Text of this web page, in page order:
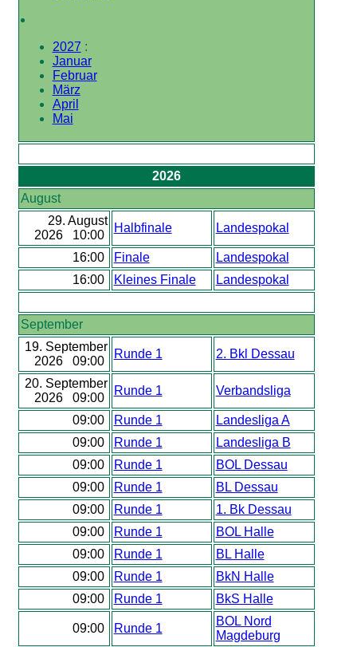
2027 :
Januar
Februar
März
April
Mai
2026
August
29. August
2026 10:00
Halbfinale Landespokal
16:00 Finale
Landespokal
16:00
Kleines Finale Landespokal
September
19. September
2026 09:00
Runde 1 2. Bkl Dessau
20. September
2026 09:00
Runde 1 Verbandsliga
09:00 Runde 1
Landesliga A
09:00
Runde 1
Landesliga B
09:00
Runde 1
BOL Dessau
09:00
Runde 1
BL Dessau
09:00
Runde 1
1. Bk Dessau
09:00
Runde 1
BOL Halle
09:00
Runde 1
BL Halle
09:00
Runde 1
BkN Halle
09:00
Runde 1 BkS Halle
09:00 Runde 1
BOL Nord
Magdeburg